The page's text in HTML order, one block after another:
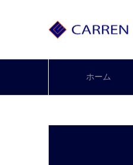
ホーム